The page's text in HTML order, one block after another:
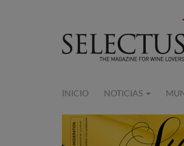
INICIO NOTICIAS